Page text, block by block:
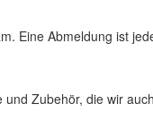
Eine Abmeldung ist
Zubehör, die wir